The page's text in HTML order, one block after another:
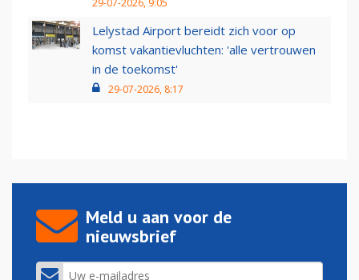
29-07-2026, 9:05
Lelystad Airport bereidt zich voor op
komst vakantievluchten: 'alle vertrouwen
in de toekomst'
29-07-2026, 8:17
Meld u aan voor de
nieuwsbrief